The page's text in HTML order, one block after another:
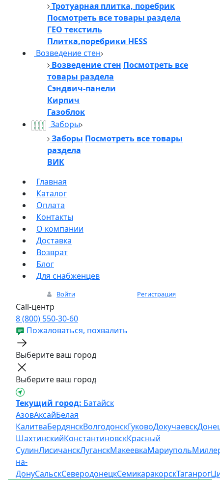
Тротуарная плитка, поребрик
Посмотреть все товары раздела
ГЕО текстиль
Плитка,поребрики HESS
Возведение стен
Возведение стен Посмотреть все
товары раздела
Сэндвич-панели
Кирпич
Газоблок
Заборы
Заборы Посмотреть все товары
раздела
ВИК
Главная
Каталог
Оплата
Контакты
О компании
Доставка
Возврат
Блог
Для снабженцев
Войти Регистрация
Call-центр
8 (800) 550-30-60
Пожаловаться, похвалить
Выберите ваш город
Выберите ваш город
Текущий город: Батайск
АзовАксайБелая
КалитваБердянскВолгодонскГуковоДокучаевск
ШахтинскийКонстантиновскКрасный
СулинЛисичанскЛуганскМакеевкаМариуполь
на-
ДонуСальскСеверодонецкСемикаракорскТаганрог